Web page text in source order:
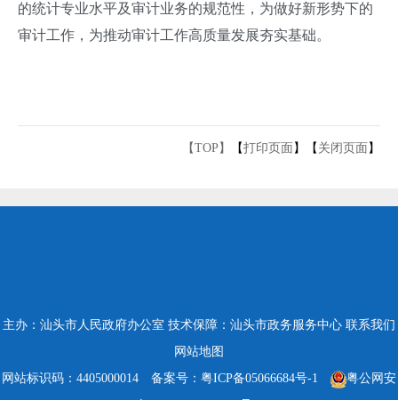
的统计专业水平及审计业务的规范性，为做好新形势下的
审计工作，为推动审计工作高质量发展夯实基础。
【TOP】 【打印页面 】【 关闭页面 】
主办：汕头市人民政府办公室 技术保障：汕头市政务服务中心 联系我们
网站地图
网站标识码：4405000014
备案号：粤ICP备05066684号-1
粤公网安